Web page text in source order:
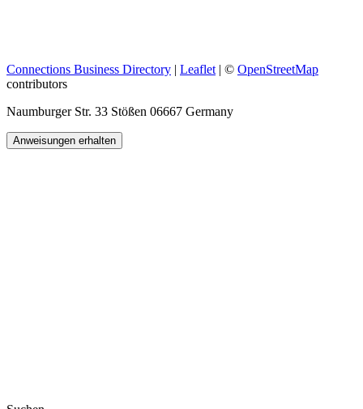
Connections Business Directory | Leaflet | © OpenStreetMap
contributors
Naumburger Str. 33 Stößen 06667 Germany
Anweisungen erhalten